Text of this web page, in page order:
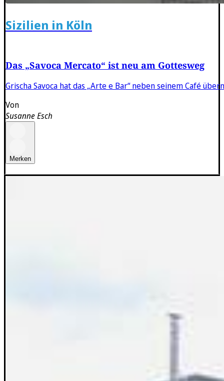
Sizilien in Köln
Das „Savoca Mercato“ ist neu am Gottesweg
Grischa Savoca hat das „Arte e Bar“ neben seinem Café
Von
Susanne Esch
Merken